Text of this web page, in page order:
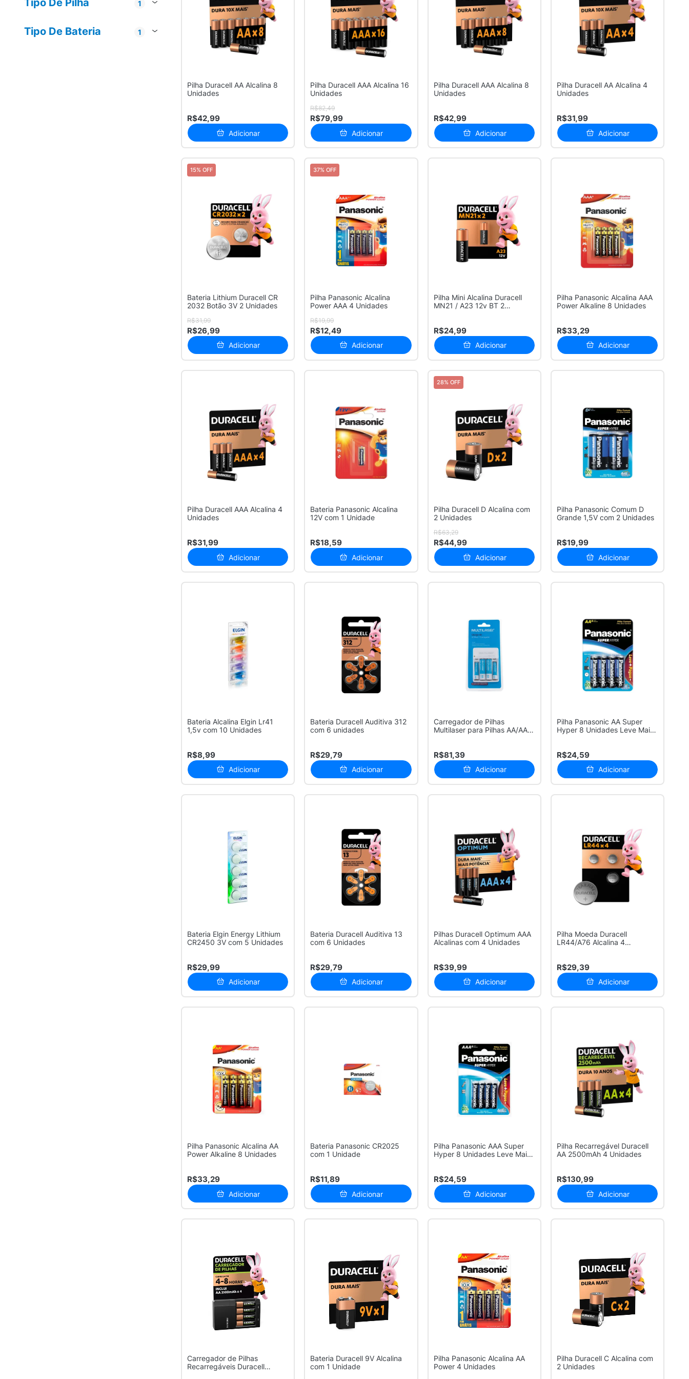
Tipo De Pilha
1
Tipo De Bateria
1
Pilha Duracell AA Alcalina 8
Unidades
R$42,99
Adicionar
Pilha Duracell AAA Alcalina 16
Unidades
R$82,49
R$79,99
Adicionar
Pilha Duracell AAA Alcalina 8
Unidades
R$42,99
Adicionar
Pilha Duracell AA Alcalina 4
Unidades
R$31,99
Adicionar
15% OFF
Bateria Lithium Duracell CR
2032 Botão 3V 2 Unidades
R$31,99
R$26,99
Adicionar
37% OFF
Pilha Panasonic Alcalina
Power AAA 4 Unidades
R$19,99
R$12,49
Adicionar
Pilha Mini Alcalina Duracell
MN21 / A23 12v BT 2
R$24,99
Adicionar
Pilha Panasonic Alcalina AAA
Power Alkaline 8 Unidades
R$33,29
Adicionar
Pilha Duracell AAA Alcalina 4
Unidades
R$31,99
Adicionar
Bateria Panasonic Alcalina
12V com 1 Unidade
R$18,59
Adicionar
28% OFF
Pilha Duracell D Alcalina com
2 Unidades
R$63,29
R$44,99
Adicionar
Pilha Panasonic Comum D
Grande 1,5V com 2 Unidades
R$19,99
Adicionar
Bateria Alcalina Elgin Lr41
1,5v com 10 Unidades
R$8,99
Adicionar
Bateria Duracell Auditiva 312
com 6 unidades
R$29,79
Adicionar
Carregador de Pilhas
Multilaser para Pilhas AA/AAA
R$81,39
Adicionar
Pilha Panasonic AA Super
Hyper 8 Unidades Leve Mais
R$24,59
Adicionar
Bateria Elgin Energy Lithium
CR2450 3V com 5 Unidades
R$29,99
Adicionar
Bateria Duracell Auditiva 13
com 6 Unidades
R$29,79
Adicionar
Pilhas Duracell Optimum AAA
Alcalinas com 4 Unidades
R$39,99
Adicionar
Pilha Moeda Duracell
LR44/A76 Alcalina 4
R$29,39
Adicionar
Pilha Panasonic Alcalina AA
Power Alkaline 8 Unidades
R$33,29
Adicionar
Bateria Panasonic CR2025
com 1 Unidade
R$11,89
Adicionar
Pilha Panasonic AAA Super
Hyper 8 Unidades Leve Mais
R$24,59
Adicionar
Pilha Recarregável Duracell
AA 2500mAh 4 Unidades
R$130,99
Adicionar
Carregador de Pilhas
Recarregáveis Duracell
Bateria Duracell 9V Alcalina
com 1 Unidade
Pilha Panasonic Alcalina AA
Power 4 Unidades
Pilha Duracell C Alcalina com
2 Unidades